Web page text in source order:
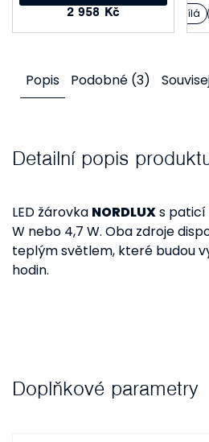
2 958 Kč Bílá
Popis Podobné (3)
Detailní popis
LED žárovka NORDLUXs paticí
W nebo 4,7 W. Oba zdroje
teplým světlem, které budou
hodin.
Doplňkové parametry